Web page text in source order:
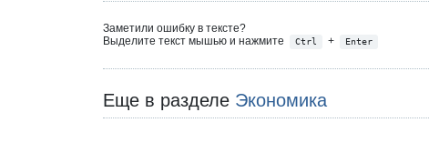
Заметили ошибку в тексте?
Выделите текст мышью и нажмите
Ctrl + Enter
Еще в разделе Экономика